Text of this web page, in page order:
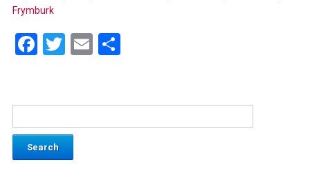
Frymburk
Facebook
Twitter
EmailShare